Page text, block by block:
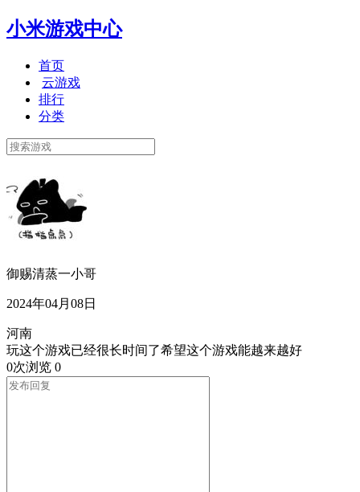
小米游戏中心
首页
云游戏
排行
分类
御赐清蒸一小哥
2024年04月08日
河南
玩这个游戏已经很长时间了希望这个游戏能越来越好
0次浏览 0